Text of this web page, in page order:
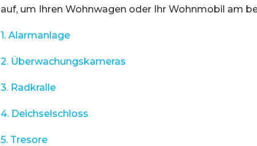
auf, um Ihren Wohnwagen oder Ihr Wohnmobil am
1. Alarmanlage
2. Überwachungskameras
3. Radkralle
4. Deichselschloss
5. Tresore